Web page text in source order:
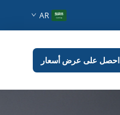
AR
احصل على عرض أسعار